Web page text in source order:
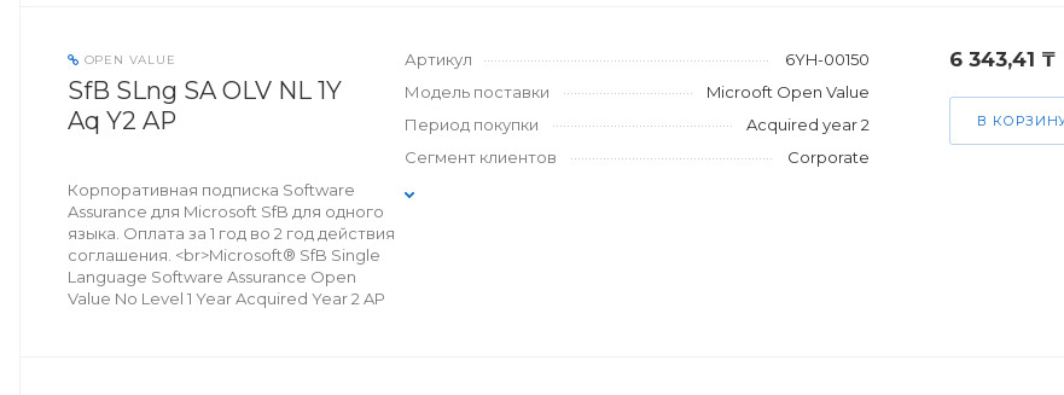
OPEN VALUE
SfB SLng SA OLV NL 1Y
Aq Y2 AP
Корпоративная подписка Software
Assurance для Microsoft SfB для одного
языка. Оплата за 1 год во 2 год действия
соглашения. <br>Microsoft® SfB Single
Language Software Assurance Open
Value No Level 1 Year Acquired Year 2 AP
Артикул
6YH-00150
Модель поставки
Microoft Open Value
Период покупки
Acquired year 2
Сегмент клиентов
Corporate
6 343,41 ₸
В